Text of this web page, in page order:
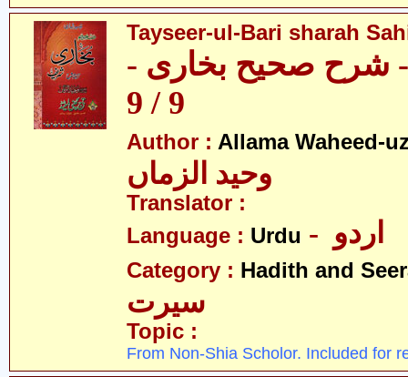
Tayseer-ul-Bari sharah
- شرح صحیح بخاری -
9 / 9
Author : Allama Waheed-
وحید الزماں
Translator :
Language : Urdu
Category : Hadith and
سیرت
Topic :
From Non-Shia Scholor. Included for